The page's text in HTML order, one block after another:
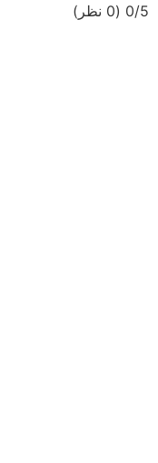
‫0/5 ‫(0 نظر)